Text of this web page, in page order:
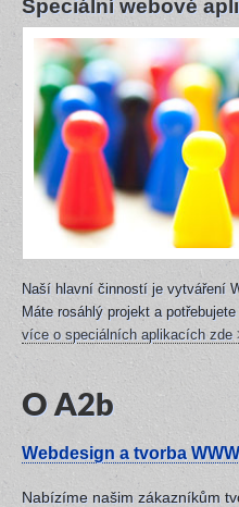
Speciální webové
Naší hlavní činností je vytváření
Máte rosáhlý projekt a
více o speciálních aplikacích zde
O A2b
Webdesign a tvorba WWW
Nabízíme našim zákazníkům